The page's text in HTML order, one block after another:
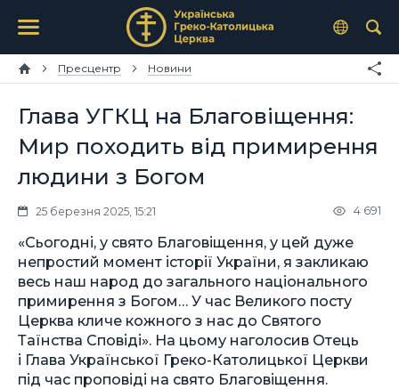
Пресцентр Новини
Глава УГКЦ на Благовіщення:
Мир походить від примирення
людини з Богом
25 березня 2025, 15:21 4 691
«Сьогодні, у свято Благовіщення, у цей дуже
непростий момент історії України, я закликаю
весь наш народ до загального національного
примирення з Богом… У час Великого посту
Церква кличе кожного з нас до Святого
Таїнства Сповіді». На цьому наголосив Отець
і Глава Української Греко-Католицької Церкви
під час проповіді на свято Благовіщення.